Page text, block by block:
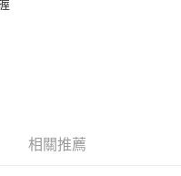
帳。
。
中的連結，可透過四大超商／
為交易完成。
相關推薦